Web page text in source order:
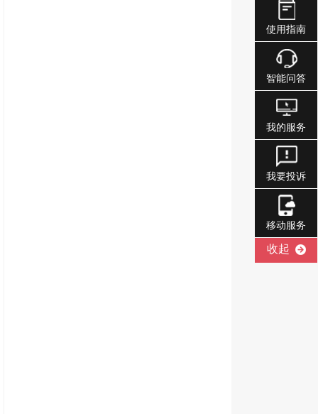
使用指南
智能问答
我的服务
我要投诉
移动服务
收起